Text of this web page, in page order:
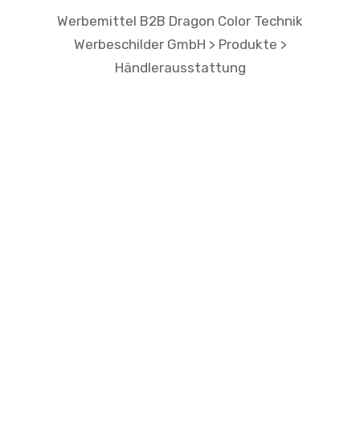
Werbemittel B2B Dragon Color Technik
Werbeschilder GmbH > Produkte >
Händlerausstattung